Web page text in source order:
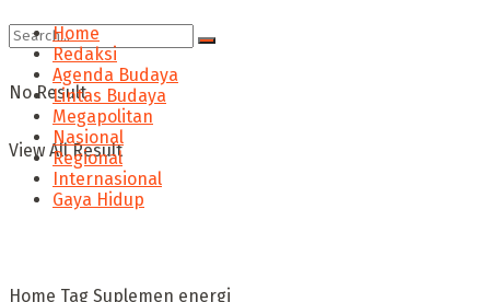
No Result
View All Result
Home
Redaksi
Agenda Budaya
Lintas Budaya
Megapolitan
Nasional
Regional
Internasional
Gaya Hidup
Home Tag Suplemen energi